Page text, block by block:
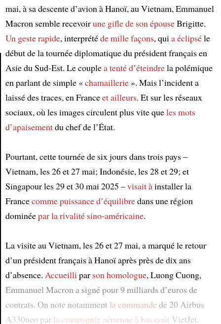
Article
mai, à sa descente d’avion à Hanoï, au Vietnam, Emmanuel
Macron semble recevoirune giflede son épouseBrigitte.
Un geste rapide, interprétéde mille façons, quia éclipséle
début de la tournée diplomatique du président français en
Asie du Sud-Est. Le couplea tenté d’éteindrela polémique
en parlant de simple «chamaillerie». Mais l’incident a
laissé des traces, en Franceet ailleurs. Et sur les réseaux
sociaux, où les images circulent plus vite queles mots
d’apaisementdu chef de l’État.
Pourtant, cette tournée de six jours dans trois pays –
Vietnam, les 26 et 27 mai; Indonésie, les 28 et 29; et
Singapour les 29 et 30 mai 2025 –visait àinstaller la
Francecomme puissance d’équilibredans une région
dominéepar la rivalité sino-américaine.
La visite au Vietnam, les 26 et 27 mai, a marqué le retour
d’un président français à Hanoï après près de dix ans
d’absence. Accueillipar son homologue, Luong Cuong,
Emmanuel Macron a signé pour 9 milliards d’euros de
contrats. On note notamment la commande de 20 Airbus
A330neo par la compagnie aérienne à bas coût VietJet,